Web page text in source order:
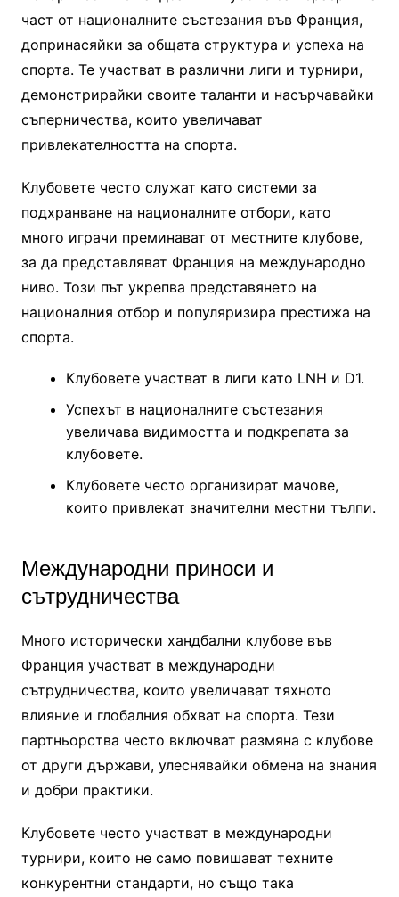
част от националните състезания във Франция,
допринасяйки за общата структура и успеха на
спорта. Те участват в различни лиги и турнири,
демонстрирайки своите таланти и насърчавайки
съперничества, които увеличават
привлекателността на спорта.
Клубовете често служат като системи за
подхранване на националните отбори, като
много играчи преминават от местните клубове,
за да представляват Франция на международно
ниво. Този път укрепва представянето на
националния отбор и популяризира престижа на
спорта.
Клубовете участват в лиги като LNH и D1.
Успехът в националните състезания
увеличава видимостта и подкрепата за
клубовете.
Клубовете често организират мачове,
които привлекат значителни местни тълпи.
Международни приноси и
сътрудничества
Много исторически хандбални клубове във
Франция участват в международни
сътрудничества, които увеличават тяхното
влияние и глобалния обхват на спорта. Тези
партньорства често включват размяна с клубове
от други държави, улеснявайки обмена на знания
и добри практики.
Клубовете често участват в международни
турнири, които не само повишават техните
конкурентни стандарти, но също така